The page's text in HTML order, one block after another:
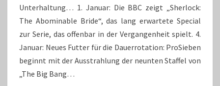
Unterhaltung… 1. Januar: Die BBC zeigt „Sherlock:
The Abominable Bride“, das lang erwartete Special
zur Serie, das offenbar in der Vergangenheit spielt. 4.
Januar: Neues Futter für die Dauerrotation: ProSieben
beginnt mit der Ausstrahlung der neunten Staffel von
„The Big Bang…